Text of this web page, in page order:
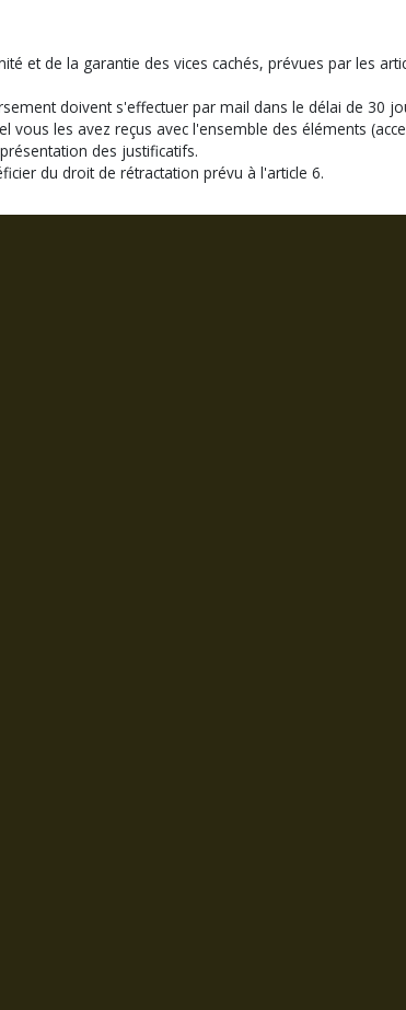
et de la garantie des vices cachés, prévues par les
doivent s'effectuer par mail dans le délai de 30
les avez reçus avec l'ensemble des éléments
des justificatifs.
du droit de rétractation prévu à l'article 6.